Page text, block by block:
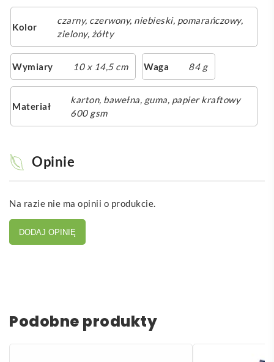
Kolor
czarny, czerwony, niebieski, pomarańczowy,
zielony, żółty
Wymiary 10 x 14,5 cm Waga 84 g
Materiał
karton, bawełna, guma, papier kraftowy
600 gsm
Opinie
Na razie nie ma opinii o produkcie.
DODAJ OPINIĘ
Podobne produkty